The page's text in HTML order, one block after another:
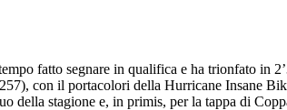
fatto segnare in qualifica e ha trionfato in
con il portacolori della Hurricane Insane
della stagione e, in primis, per la tappa di